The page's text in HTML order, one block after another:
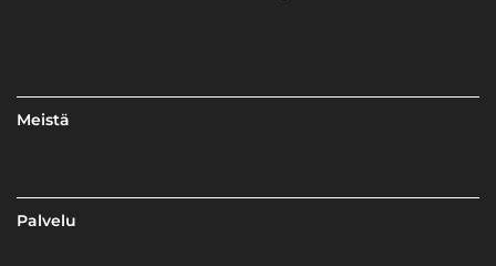
Meistä
Palvelu